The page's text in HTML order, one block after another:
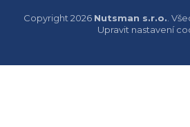
Copyright 2026 Nutsman s.r.o..
Upravit nastavení